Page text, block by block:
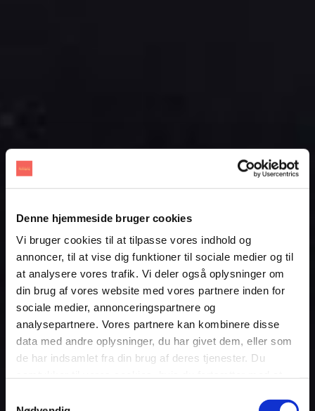
Denne hjemmeside bruger cookies
Vi bruger cookies til at tilpasse vores indhold og
annoncer, til at vise dig funktioner til sociale medier og til
at analysere vores trafik. Vi deler også oplysninger om
din brug af vores website med vores partnere inden for
sociale medier, annonceringspartnere og
analysepartnere. Vores partnere kan kombinere disse
data med andre oplysninger, du har givet dem, eller som
de har indsamlet fra din brug af deres tjenester. Du